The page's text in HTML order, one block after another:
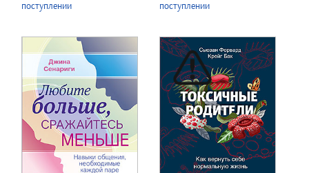
поступлении
поступлении